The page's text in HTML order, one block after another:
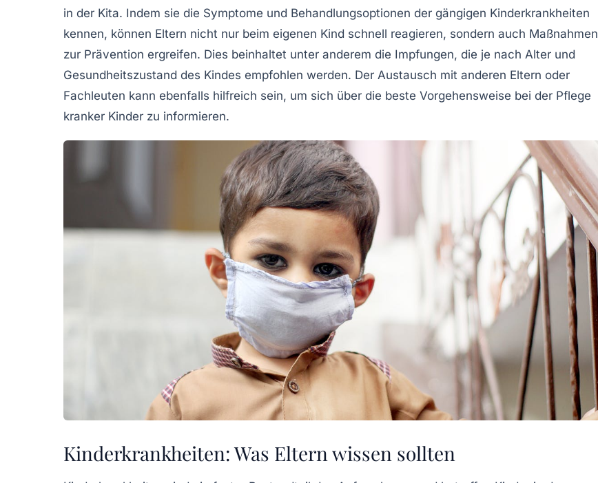
in der Kita. Indem sie die Symptome und Behandlungsoptionen der gängigen Kinderkrankheiten
kennen, können Eltern nicht nur beim eigenen Kind schnell reagieren, sondern auch Maßnahmen
zur Prävention ergreifen. Dies beinhaltet unter anderem die Impfungen, die je nach Alter und
Gesundheitszustand des Kindes empfohlen werden. Der Austausch mit anderen Eltern oder
Fachleuten kann ebenfalls hilfreich sein, um sich über die beste Vorgehensweise bei der Pflege
kranker Kinder zu informieren.
Kinderkrankheiten: Was Eltern wissen sollten